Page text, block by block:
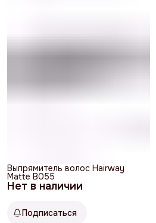
Нет в наличии
Выпрямитель волос Hairway
Matte B055
Подписаться